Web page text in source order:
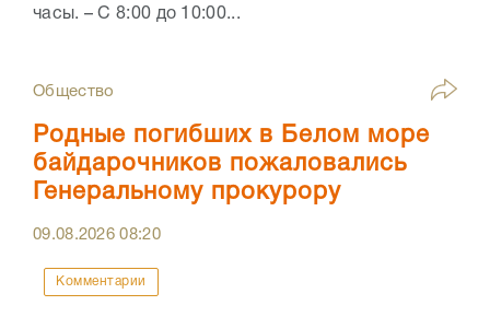
часы. – С 8:00 до 10:00...
Общество
Родные погибших в Белом море
байдарочников пожаловались
Генеральному прокурору
09.08.202608:20
Комментарии